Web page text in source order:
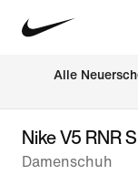
Alle
Nike V5 RNR
Damenschuh